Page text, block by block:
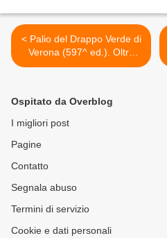
< Palio del Drappo Verde di
Verona (597^ ed.). Oltre
500 gli iscritti allo start, il
Ospitato da Overblog
I migliori post
Pagine
Contatto
Segnala abuso
Termini di servizio
Cookie e dati personali